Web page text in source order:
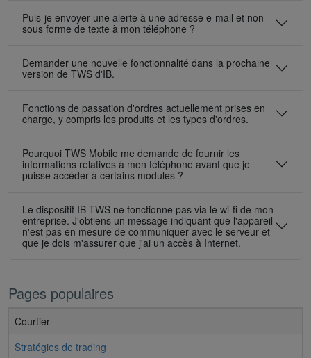
Puis-je envoyer une alerte à une adresse e-mail et non
sous forme de texte à mon téléphone ?
Demander une nouvelle fonctionnalité dans la prochaine
version de TWS d'IB.
Fonctions de passation d'ordres actuellement prises en
charge, y compris les produits et les types d'ordres.
Pourquoi TWS Mobile me demande de fournir les
informations relatives à mon téléphone avant que je
puisse accéder à certains modules ?
Le dispositif IB TWS ne fonctionne pas via le wi-fi de mon
entreprise. J'obtiens un message indiquant que l'appareil
n'est pas en mesure de communiquer avec le serveur et
que je dois m'assurer que j'ai un accès à Internet.
Pages populaires
Courtier
Stratégies de trading